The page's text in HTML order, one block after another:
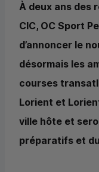
À deux ans des
CIC, OC Sport
d’annoncer le
désormais les
courses
Lorient et
ville hôte et
préparatifs et